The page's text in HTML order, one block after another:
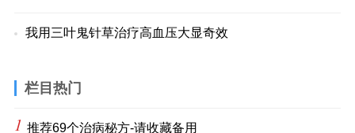
我用三叶鬼针草治疗高血压大显奇效
栏目热门
1 推荐69个治病秘方-请收藏备用